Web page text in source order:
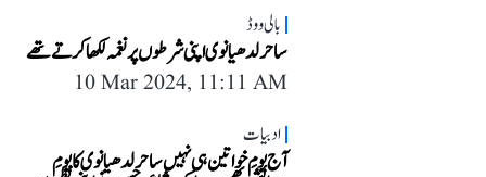
بالی ووڈ
ساحر لدھیانوی اپنی شرطوں پر نغمہ لکھا کرتے تھے
10 Mar 2024, 11:11 AM
ادبیات
آج یومِ خواتین ہی نہیں ساحر لدھیانوی کا یومِ